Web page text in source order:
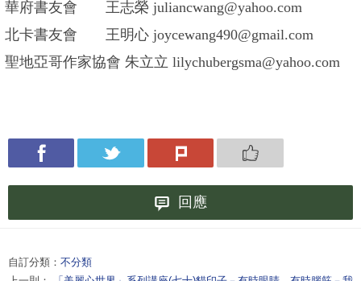
華府書友會 王志榮 juliancwang@yahoo.com
北卡書友會 王明心 joycewang490@gmail.com
聖地亞哥作家協會 朱立立 lilychubergsma@yahoo.com
回應
自訂分類： 不分類